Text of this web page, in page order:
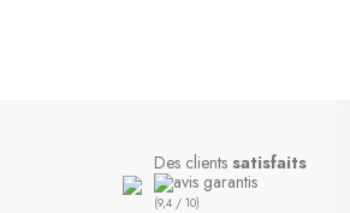
Des clients satisfaits
(9,4 / 10)